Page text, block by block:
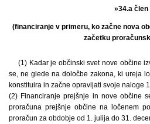
»34.a člen
(financiranje v primeru, ko začne nova
začetku
(1) Kadar je občinski svet nove občine
se, ne glede na določbe zakona, ki ureja
konstituira in začne opravljati svoje naloge
(2) Financiranje prejšnje in nove občine
proračuna prejšnje občine na ločenem
proračun za obdobje od 1. julija do 31.